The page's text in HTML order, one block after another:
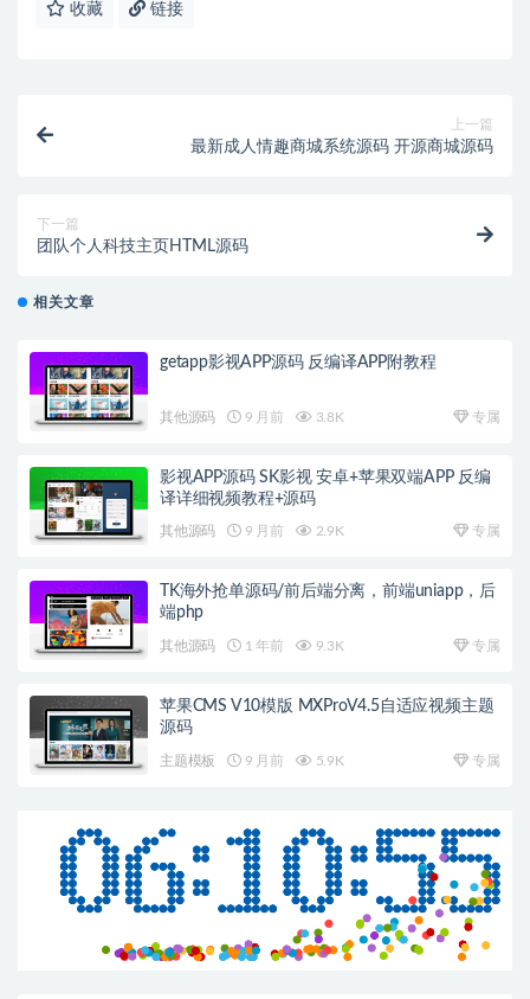
收藏 链接
上一篇
最新成人情趣商城系统源码 开源商城源码
下一篇
团队个人科技主页HTML源码
相关文章
getapp影视APP源码 反编译APP附教程
其他源码 9 月前 3.8K 专属
影视APP源码 SK影视 安卓+苹果双端APP 反编
译详细视频教程+源码
其他源码 9 月前 2.9K 专属
TK海外抢单源码/前后端分离，前端uniapp，后
端php
其他源码 1 年前 9.3K 专属
苹果CMS V10模版 MXProV4.5自适应视频主题
源码
主题模板 9 月前 5.9K 专属